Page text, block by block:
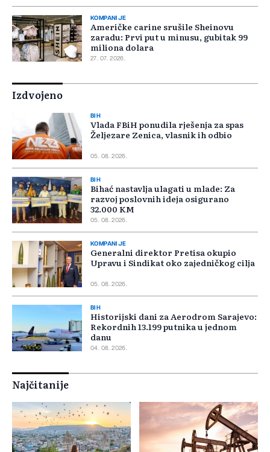
KOMPANIJE
Američke carine srušile Sheinovu
zaradu: Prvi put u minusu, gubitak 99
miliona dolara
27. 07. 2026.
Izdvojeno
BIH
Vlada FBiH ponudila rješenja za spas
Željezare Zenica, vlasnik ih odbio
05. 08. 2026.
BIH
Bihać nastavlja ulagati u mlade: Za
razvoj poslovnih ideja osigurano
32.000 KM
05. 08. 2026.
KOMPANIJE
Generalni direktor Pretisa okupio
Upravu i Sindikat oko zajedničkog cilja
05. 08. 2026.
BIH
Historijski dani za Aerodrom Sarajevo:
Rekordnih 13.199 putnika u jednom
danu
04. 08. 2026.
Najčitanije